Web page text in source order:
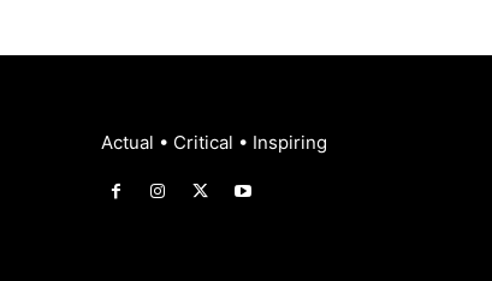
Actual • Critical • Inspiring